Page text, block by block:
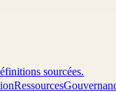
sourcées.
Ressources